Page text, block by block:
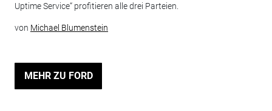
Uptime Service“ profitieren alle drei Parteien.
von Michael Blumenstein
MEHR ZU FORD